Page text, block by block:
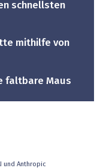
schnellsten
mithilfe von
faltbare Maus
und Anthropic